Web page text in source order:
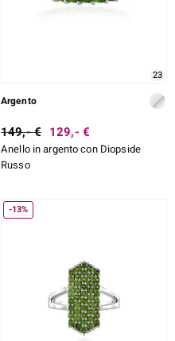
23
Argento
149,- € 129,- €
Anello in argento con Diopside
Russo
-13%